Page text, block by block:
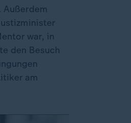
Außerdem
war, in
den Besuch
am